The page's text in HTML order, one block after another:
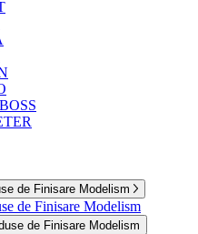
de Finisare Modelism
de Finisare Modelism
de Finisare Modelism